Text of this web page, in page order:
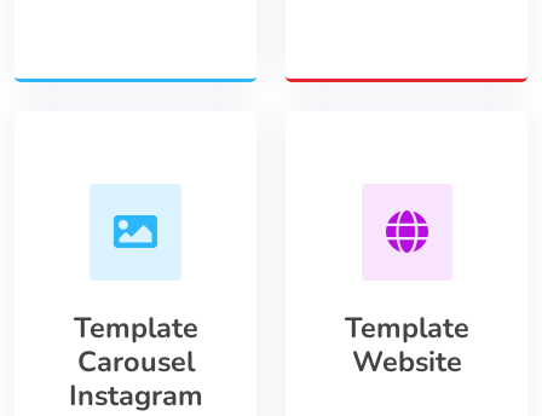
Template
Carousel
Instagram
Template
Website